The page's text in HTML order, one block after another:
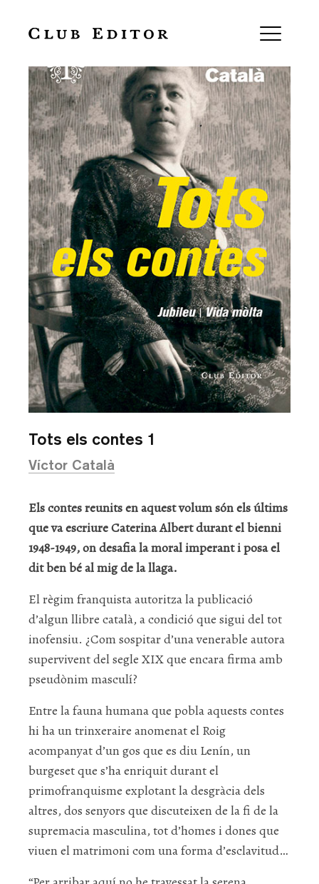
Tots els contes 1
Víctor Català
Els contes reunits en aquest volum són els últims
que va escriure Caterina Albert durant el bienni
1948-1949, on desafia la moral imperant i posa el
dit ben bé al mig de la llaga.
El règim franquista autoritza la publicació
d’algun llibre català, a condició que sigui del tot
inofensiu. ¿Com sospitar d’una venerable autora
supervivent del segle XIX que encara firma amb
pseudònim masculí?
Entre la fauna humana que pobla aquests contes
hi ha un trinxeraire anomenat el Roig
acompanyat d’un gos que es diu Lenín, un
burgeset que s’ha enriquit durant el
primofranquisme explotant la desgràcia dels
altres, dos senyors que discuteixen de la fi de la
supremacia masculina, tot d’homes i dones que
viuen el matrimoni com una forma d’esclavitud…